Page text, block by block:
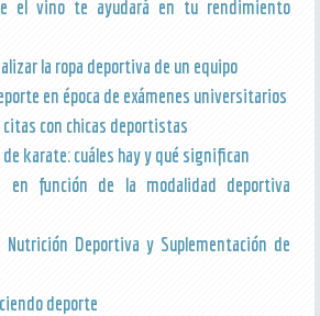
el vino te ayudará en tu rendimiento
la ropa deportiva de un equipo
en época de exámenes universitarios
con chicas deportistas
karate: cuáles hay y qué significan
en función de la modalidad deportiva
Nutrición Deportiva y Suplementación de
deporte